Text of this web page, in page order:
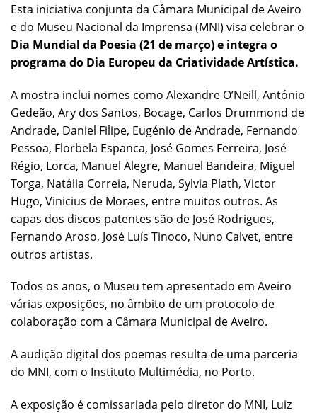
Esta iniciativa conjunta da Câmara Municipal de Aveiro
e do Museu Nacional da Imprensa (MNI) visa celebrar o
Dia Mundial da Poesia (21 de março) e integra o
programa do Dia Europeu da Criatividade Artística.
A mostra inclui nomes como Alexandre O’Neill, António
Gedeão, Ary dos Santos, Bocage, Carlos Drummond de
Andrade, Daniel Filipe, Eugénio de Andrade, Fernando
Pessoa, Florbela Espanca, José Gomes Ferreira, José
Régio, Lorca, Manuel Alegre, Manuel Bandeira, Miguel
Torga, Natália Correia, Neruda, Sylvia Plath, Victor
Hugo, Vinicius de Moraes, entre muitos outros. As
capas dos discos patentes são de José Rodrigues,
Fernando Aroso, José Luís Tinoco, Nuno Calvet, entre
outros artistas.
Todos os anos, o Museu tem apresentado em Aveiro
várias exposições, no âmbito de um protocolo de
colaboração com a Câmara Municipal de Aveiro.
A audição digital dos poemas resulta de uma parceria
do MNI, com o Instituto Multimédia, no Porto.
A exposição é comissariada pelo diretor do MNI, Luiz